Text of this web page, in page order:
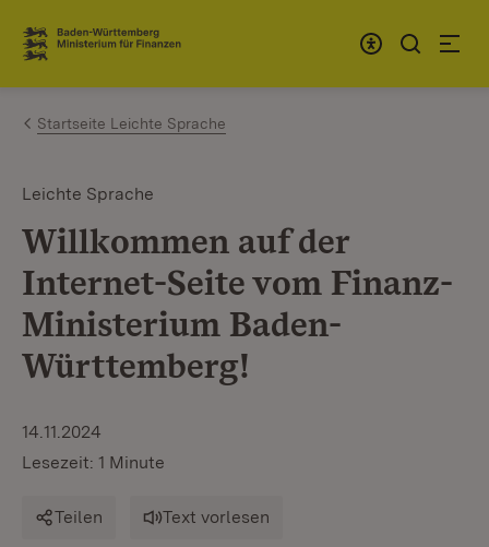
Zum Inhalt springen
Link zur Startseite
Startseite Leichte Sprache
Leichte Sprache
Willkommen auf der
Internet-Seite vom Finanz-
Ministerium Baden-
Württemberg!
14.11.2024
Lesezeit: 1 Minute
Teilen Text vorlesen